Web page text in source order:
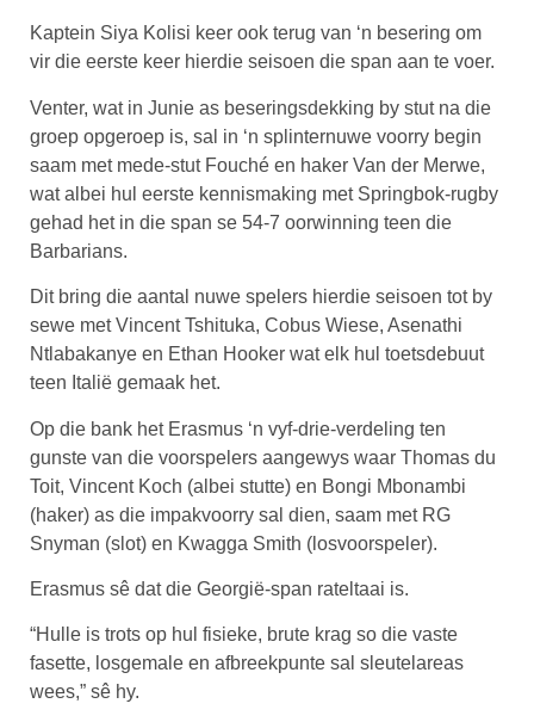
Kaptein Siya Kolisi keer ook terug van ‘n besering om
vir die eerste keer hierdie seisoen die span aan te voer.
Venter, wat in Junie as beseringsdekking by stut na die
groep opgeroep is, sal in ‘n splinternuwe voorry begin
saam met mede-stut Fouché en haker Van der Merwe,
wat albei hul eerste kennismaking met Springbok-rugby
gehad het in die span se 54-7 oorwinning teen die
Barbarians.
Dit bring die aantal nuwe spelers hierdie seisoen tot by
sewe met Vincent Tshituka, Cobus Wiese, Asenathi
Ntlabakanye en Ethan Hooker wat elk hul toetsdebuut
teen Italië gemaak het.
Op die bank het Erasmus ‘n vyf-drie-verdeling ten
gunste van die voorspelers aangewys waar Thomas du
Toit, Vincent Koch (albei stutte) en Bongi Mbonambi
(haker) as die impakvoorry sal dien, saam met RG
Snyman (slot) en Kwagga Smith (losvoorspeler).
Erasmus sê dat die Georgië-span rateltaai is.
“Hulle is trots op hul fisieke, brute krag so die vaste
fasette, losgemale en afbreekpunte sal sleutelareas
wees,” sê hy.